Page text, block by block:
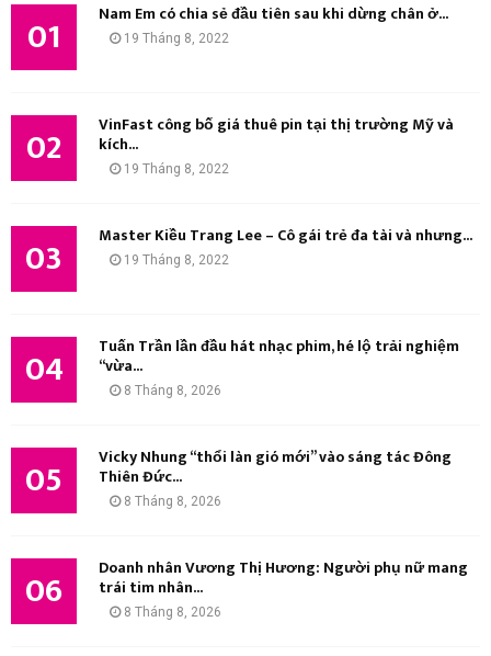
01 Nam Em có chia sẻ đầu tiên sau khi dừng chân ở...
19 Tháng 8, 2022
02 VinFast công bố giá thuê pin tại thị trường Mỹ và
kích...
19 Tháng 8, 2022
03 Master Kiều Trang Lee – Cô gái trẻ đa tài và nhưng...
19 Tháng 8, 2022
04 Tuấn Trần lần đầu hát nhạc phim, hé lộ trải nghiệm
“vừa...
8 Tháng 8, 2026
05 Vicky Nhung “thổi làn gió mới” vào sáng tác Đông
Thiên Đức...
8 Tháng 8, 2026
06 Doanh nhân Vương Thị Hương: Người phụ nữ mang
trái tim nhân...
8 Tháng 8, 2026